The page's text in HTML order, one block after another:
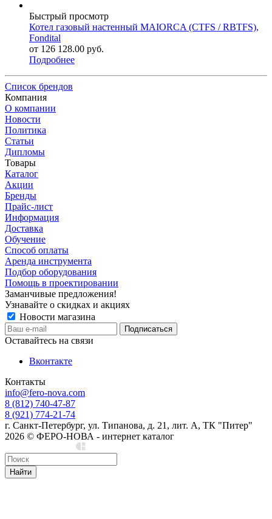
Быстрый просмотр
Котел газовый настенный MAIORCA (CTFS / RBTFS),
Fondital
от 126 128.00 руб.
Подробнее
Список брендов
Компания
О компании
Новости
Политика
Статьи
Дипломы
Товары
Каталог
Акции
Бренды
Прайс-лист
Информация
Доставка
Обучение
Способ оплаты
Аренда инструмента
Подбор оборудования
Помощь в проектировании
Заманчивые предложения!
Узнавайте о скидках и акциях
Новости магазина
Оставайтесь на связи
Вконтакте
Контакты
info@fero-nova.com
8 (812) 740-47-87
8 (921) 774-21-74
г. Санкт-Петербург, ул. Типанова, д. 21, лит. А, ТК "Питер"
2026 © ФЕРО-НОВА - интернет каталог
Найти